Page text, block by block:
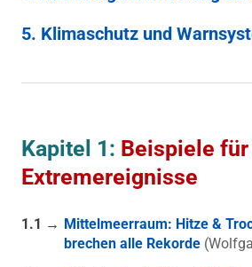
5. Klimaschutz und
Kapitel 1: Beispiele
Extremereignisse
1.1 → Mittelmeerraum: Hitze &
brechen alle Rekorde